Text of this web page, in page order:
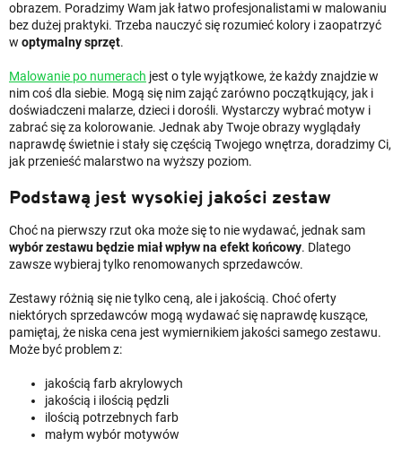
obrazem. Poradzimy Wam jak łatwo profesjonalistami w malowaniu
bez dużej praktyki. Trzeba nauczyć się rozumieć kolory i zaopatrzyć
w optymalny sprzęt.
Malowanie po numerach jest o tyle wyjątkowe, że każdy znajdzie w
nim coś dla siebie. Mogą się nim zająć zarówno początkujący, jak i
doświadczeni malarze, dzieci i dorośli. Wystarczy wybrać motyw i
zabrać się za kolorowanie. Jednak aby Twoje obrazy wyglądały
naprawdę świetnie i stały się częścią Twojego wnętrza, doradzimy Ci,
jak przenieść malarstwo na wyższy poziom.
Podstawą jest wysokiej jakości zestaw
Choć na pierwszy rzut oka może się to nie wydawać, jednak sam
wybór zestawu będzie miał wpływ na efekt końcowy. Dlatego
zawsze wybieraj tylko renomowanych sprzedawców.
Zestawy różnią się nie tylko ceną, ale i jakością. Choć oferty
niektórych sprzedawców mogą wydawać się naprawdę kuszące,
pamiętaj, że niska cena jest wymiernikiem jakości samego zestawu.
Może być problem z:
jakością farb akrylowych
jakością i ilością pędzli
ilością potrzebnych farb
małym wybór motywów